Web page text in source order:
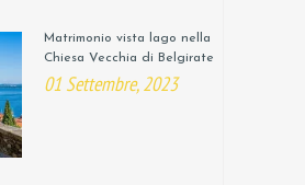
Matrimonio vista lago nella
Chiesa Vecchia di Belgirate
01 Settembre, 2023